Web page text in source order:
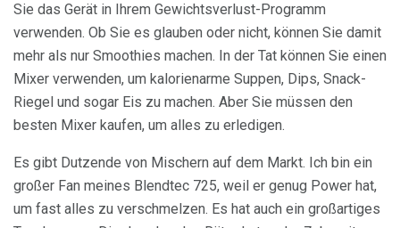
Sie das Gerät in Ihrem Gewichtsverlust-Programm
verwenden. Ob Sie es glauben oder nicht, können Sie damit
mehr als nur Smoothies machen. In der Tat können Sie einen
Mixer verwenden, um kalorienarme Suppen, Dips, Snack-
Riegel und sogar Eis zu machen. Aber Sie müssen den
besten Mixer kaufen, um alles zu erledigen.
Es gibt Dutzende von Mischern auf dem Markt. Ich bin ein
großer Fan meines Blendtec 725, weil er genug Power hat,
um fast alles zu verschmelzen. Es hat auch ein großartiges